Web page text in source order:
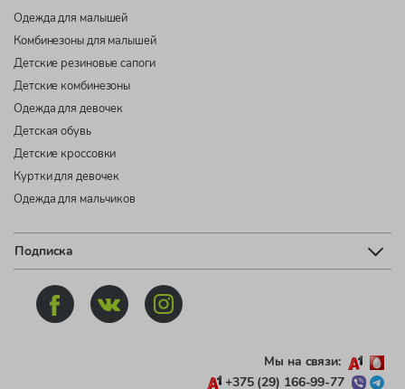
Одежда для малышей
Комбинезоны для малышей
Детские резиновые сапоги
Детские комбинезоны
Одежда для девочек
Детская обувь
Детские кроссовки
Куртки для девочек
Одежда для мальчиков
Подписка
Мы на связи:
+375 (29) 166-99-77